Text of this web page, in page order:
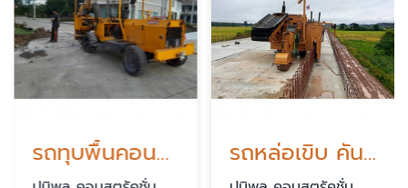
รถทุบพื้นคอนกรีต รถหล่อเขิบ คันหิน